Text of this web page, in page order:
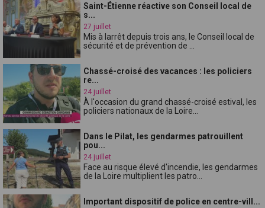
Saint-Étienne réactive son Conseil local de
s...
27 juillet
Mis à larrêt depuis trois ans, le Conseil local de
sécurité et de prévention de ...
Chassé-croisé des vacances : les policiers
re...
24 juillet
À l'occasion du grand chassé-croisé estival, les
policiers nationaux de la Loire...
Dans le Pilat, les gendarmes patrouillent
pou...
24 juillet
Face au risque élevé d'incendie, les gendarmes
de la Loire multiplient les patro...
Important dispositif de police en centre-vill...